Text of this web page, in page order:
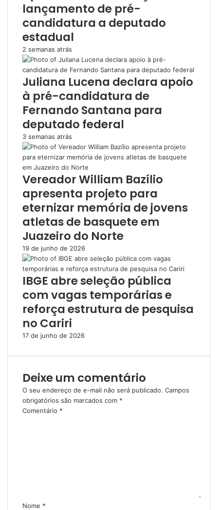
lançamento de pré-
candidatura a deputado
estadual
2 semanas atrás
Juliana Lucena declara apoio
à pré-candidatura de
Fernando Santana para
deputado federal
3 semanas atrás
Vereador William Bazílio
apresenta projeto para
eternizar memória de jovens
atletas de basquete em
Juazeiro do Norte
19 de junho de 2026
IBGE abre seleção pública
com vagas temporárias e
reforça estrutura de pesquisa
no Cariri
17 de junho de 2026
Deixe um comentário
O seu endereço de e-mail não será publicado. Campos
obrigatórios são marcados com *
Comentário *
Nome *